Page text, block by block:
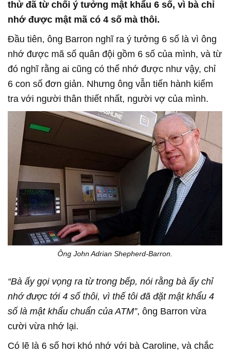
thử đã từ chối ý tưởng mật khẩu 6 số, vì bà chỉ
nhớ được mật mã có 4 số mà thôi.
Đầu tiên, ông Barron nghĩ ra ý tưởng 6 số là vì ông
nhớ được mã số quân đội gồm 6 số của mình, và từ
đó nghĩ rằng ai cũng có thể nhớ được như vậy, chỉ
6 con số đơn giản. Nhưng ông vẫn tiến hành kiểm
tra với người thân thiết nhất, người vợ của mình.
Ông John Adrian Shepherd-Barron.
“Bà ấy gọi vọng ra từ trong bếp, nói rằng bà ấy chỉ
nhớ được tới 4 số thôi, vì thế tôi đã đặt mật khẩu 4
số là mật khẩu chuẩn của ATM”, ông Barron vừa
cười vừa nhớ lại.
Có lẽ là 6 số hơi khó nhớ với bà Caroline, và chắc